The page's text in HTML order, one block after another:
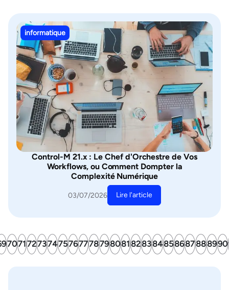
informatique
Control-M 21.x : Le Chef d'Orchestre de Vos
Workflows, ou Comment Dompter la
Complexité Numérique
03/07/2026 Lire l'article
707172737475767778798081828384858687888990